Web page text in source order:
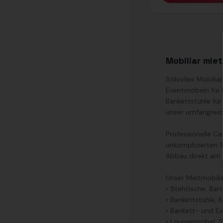
Mobiliar
Stilvolles
Eventmöbeln für
Bankettstühle
unser
Professionelle
unkomplizierten
Abbau direkt
Unser
• Stehtische,
• Bankettstühle,
• Bankett- und